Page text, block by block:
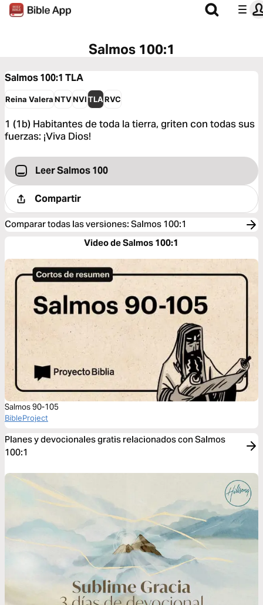
Salmos 100:1
Salmos 100:1 TLA
Reina ValeraNTVNVITLARVC
1 (1b) Habitantes de toda la tierra, griten con todas sus
fuerzas: ¡Viva Dios!
Leer Salmos 100
Compartir
Comparar todas las versiones: Salmos 100:1
Video de Salmos 100:1
Salmos 90-105
BibleProject
Planes y devocionales gratis relacionados con Salmos
100:1